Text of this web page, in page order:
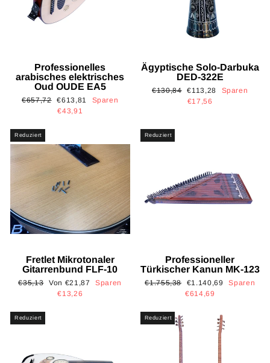
Professionelles
arabisches elektrisches
Oud OUDE EA5
Normaler
€657,72 Sonderpreis
€613,81
Sparen
€43,91
Ägyptische Solo-Darbuka
DED-322E
Normaler
€130,84 Sonderpreis
€113,28
Sparen
€17,56
Reduziert
Fretlet Mikrotonaler
Gitarrenbund FLF-10
Normaler
€35,13 Sonderpreis
Von €21,87
Sparen
€13,26
Reduziert
Professioneller
Türkischer Kanun MK-123
Normaler
€1.755,38 Sonderpreis
€1.140,69
Sparen
€614,69
Reduziert Reduziert